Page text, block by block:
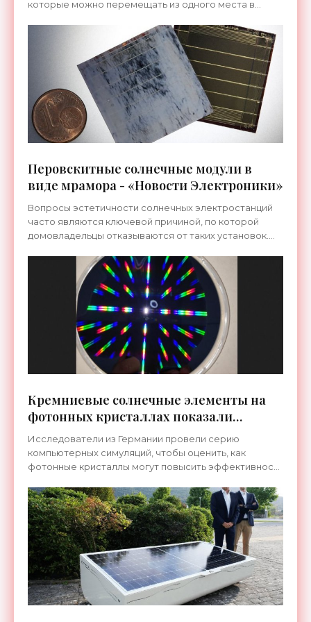
которые можно перемещать из одного места в
Перовскитные солнечные модули в
виде мрамора - «Новости Электроники»
Вопросы эстетичности солнечных электростанций
часто являются ключевой причиной, по которой
домовладельцы отказываются от таких установок.
Карлсруэ (KIT)
Кремниевые солнечные элементы на
фотонных кристаллах показали
потенциал эффективности 29,1% -
«Новости Электроники»
Исследователи из Германии провели серию
компьютерных симуляций, чтобы оценить, как
фотонные кристаллы могут повысить эффективность
обратным контактом на